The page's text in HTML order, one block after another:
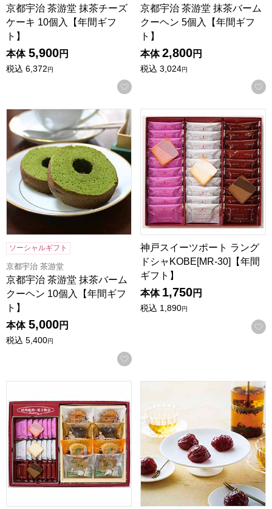
京都宇治 茶游堂 抹茶チーズ
ケーキ 10個入【年間ギフ
ト】
本体 5,900円
税込 6,372円
お気に入りに登録する
京都宇治 茶游堂 抹茶バーム
クーヘン 5個入【年間ギフ
ト】
本体 2,800円
税込 3,024円
京都宇治 茶游堂 抹茶バームクーヘン 10個入【年間ギフト】
ソーシャルギフト
京都宇治 茶游堂
京都宇治 茶游堂 抹茶バーム
クーヘン 10個入【年間ギフ
ト】
本体 5,000円
税込 5,400円
お気に入りに登録する
神戸スイーツポート ラング
神戸スイーツポート ラング
ドシャKOBE[MR-30]【年間
ギフト】
本体 1,750円
税込 1,890円
神戸スイーツポート 詰合せギフト[KMMR]【年間ギフト】
東京風月堂 マロングラッセ